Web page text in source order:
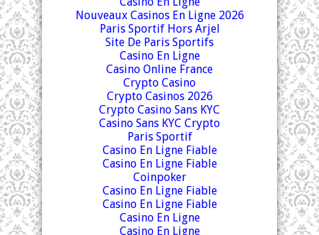
Nouveaux Casinos En Ligne 2026
Paris Sportif Hors Arjel
Site De Paris Sportifs
Casino En Ligne
Casino Online France
Crypto Casino
Crypto Casinos 2026
Crypto Casino Sans KYC
Casino Sans KYC Crypto
Paris Sportif
Casino En Ligne Fiable
Casino En Ligne Fiable
Coinpoker
Casino En Ligne Fiable
Casino En Ligne Fiable
Casino En Ligne
Casino En Ligne